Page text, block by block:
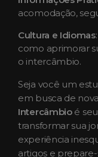
acomodação,
Cultura e Idiomas
como aprimorar
o intercâmbio.
Seja você um
em busca de
Intercâmbioé
transformar sua
experiência
artigos e